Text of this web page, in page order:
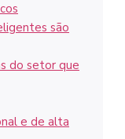
são
do setor que
e de alta